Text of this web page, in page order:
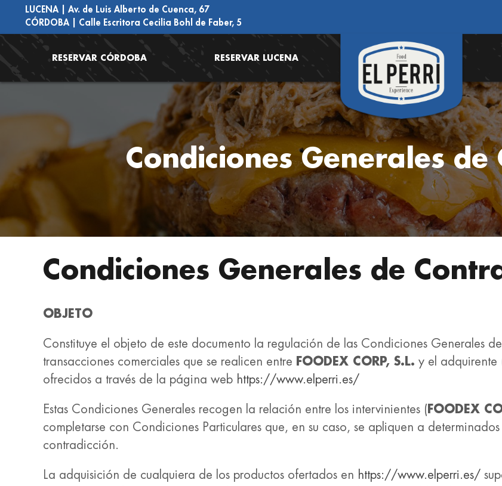
LUCENA | Av. de Luis Alberto de Cuenca, 67
CÓRDOBA | Calle Escritora Cecilia Bohl de Faber, 5
RESERVAR CÓRDOBA RESERVAR LUCENA
Condiciones Generales de
Condiciones Generales de
OBJETO
Constituye el objeto de este documento la regulación de las Condiciones Generales
transacciones comerciales que se realicen entre FOODEX CORP, S.L. y el adquirente
ofrecidos a través de la página web https://www.elperri.es/
Estas Condiciones Generales recogen la relación entre los intervinientes ( FOODEX
completarse con Condiciones Particulares que, en su caso, se apliquen a
contradicción.
La adquisición de cualquiera de los productos ofertados en https://www.elperri.es/